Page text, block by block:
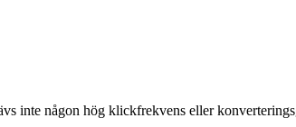
inte någon hög klickfrekvens eller